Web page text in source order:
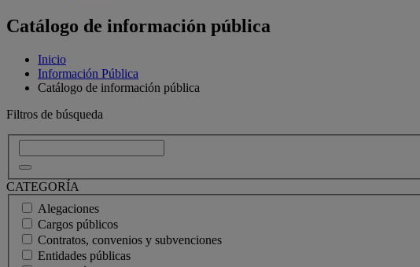
Catálogo de información pública
Inicio
Información Pública
Catálogo de información pública
Filtros de búsqueda
CATEGORÍA
Alegaciones
Cargos públicos
Contratos, convenios y subvenciones
Entidades públicas